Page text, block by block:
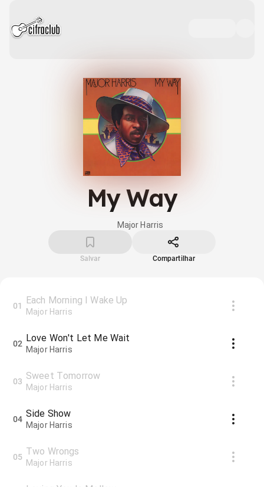
My Way
Major Harris
Salvar Compartilhar
01 Each Morning I Wake Up
Major Harris
02 Love Won't Let Me Wait
Major Harris
03 Sweet Tomorrow
Major Harris
04 Side Show
Major Harris
05 Two Wrongs
Major Harris